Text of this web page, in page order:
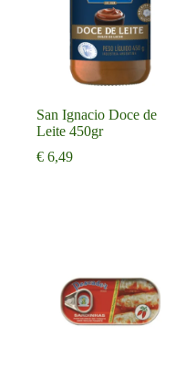
San Ignacio Doce de
Leite 450gr
€ 6,49